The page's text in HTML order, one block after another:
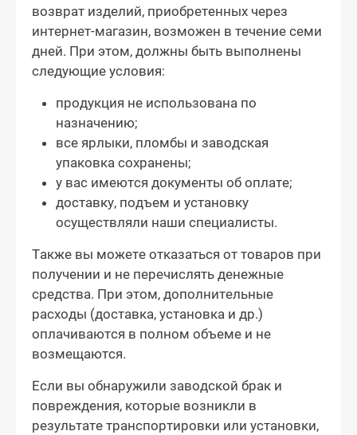
возврат изделий, приобретенных через
интернет-магазин, возможен в течение семи
дней. При этом, должны быть выполнены
следующие условия:
продукция не использована по
назначению;
все ярлыки, пломбы и заводская
упаковка сохранены;
у вас имеются документы об оплате;
доставку, подъем и установку
осуществляли наши специалисты.
Также вы можете отказаться от товаров при
получении и не перечислять денежные
средства. При этом, дополнительные
расходы (доставка, установка и др.)
оплачиваются в полном объеме и не
возмещаются.
Если вы обнаружили заводской брак и
повреждения, которые возникли в
результате транспортировки или установки,